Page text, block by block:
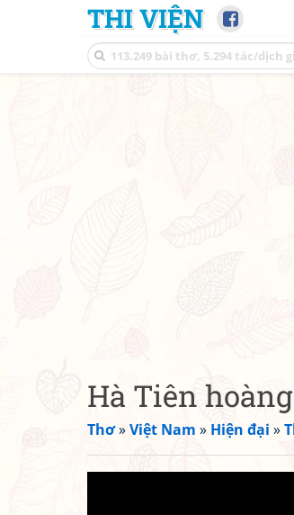
THI VIỆN
Hà Tiên
Thơ»Việt Nam » Hiện đại »